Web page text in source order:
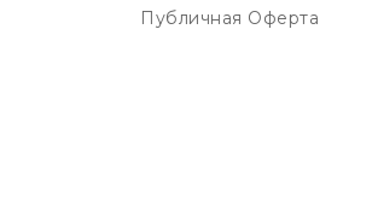
Публичная Оферта